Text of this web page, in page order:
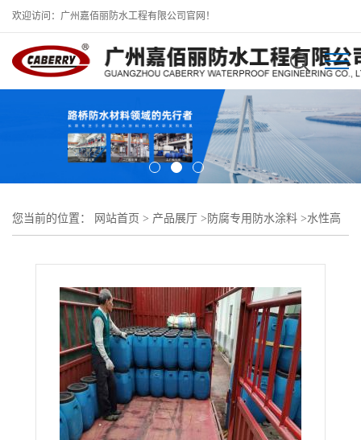
欢迎访问：广州嘉佰丽防水工程有限公司官网！
您当前的位置： 网站首页 > 产品展厅 > 防腐专用防水涂料 >水性高